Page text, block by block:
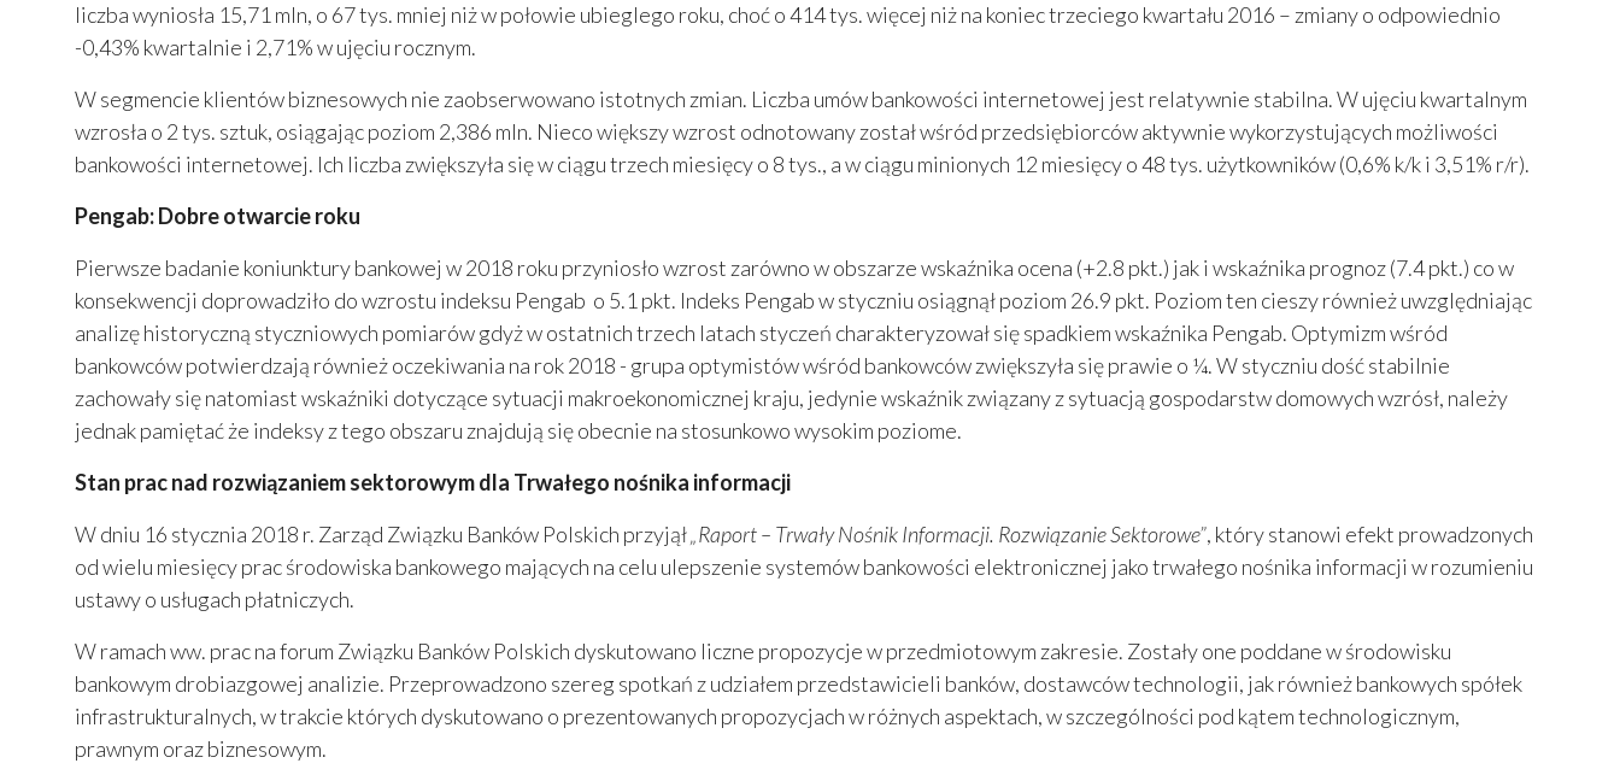
liczba wyniosła 15,71 mln, o 67 tys. mniej niż w połowie ubieglego roku, choć o 414 tys. więcej niż na koniec trzeciego kwartału 2016 – zmiany o odpowiednio
-0,43% kwartalnie i 2,71% w ujęciu rocznym.
W segmencie klientów biznesowych nie zaobserwowano istotnych zmian. Liczba umów bankowości internetowej jest relatywnie stabilna. W ujęciu kwartalnym
wzrosła o 2 tys. sztuk, osiągając poziom 2,386 mln. Nieco większy wzrost odnotowany został wśród przedsiębiorców aktywnie wykorzystujących możliwości
bankowości internetowej. Ich liczba zwiększyła się w ciągu trzech miesięcy o 8 tys., a w ciągu minionych 12 miesięcy o 48 tys. użytkowników (0,6% k/k i 3,51% r/r).
Pengab: Dobre otwarcie roku
Pierwsze badanie koniunktury bankowej w 2018 roku przyniosło wzrost zarówno w obszarze wskaźnika ocena (+2.8 pkt.) jak i wskaźnika prognoz (7.4 pkt.) co w
konsekwencji doprowadziło do wzrostu indeksu Pengab o 5.1 pkt. Indeks Pengab w styczniu osiągnął poziom 26.9 pkt. Poziom ten cieszy również uwzględniając
analizę historyczną styczniowych pomiarów gdyż w ostatnich trzech latach styczeń charakteryzował się spadkiem wskaźnika Pengab. Optymizm wśród
bankowców potwierdzają również oczekiwania na rok 2018 - grupa optymistów wśród bankowców zwiększyła się prawie o ¼. W styczniu dość stabilnie
zachowały się natomiast wskaźniki dotyczące sytuacji makroekonomicznej kraju, jedynie wskaźnik związany z sytuacją gospodarstw domowych wzrósł, należy
jednak pamiętać że indeksy z tego obszaru znajdują się obecnie na stosunkowo wysokim poziome.
Stan prac nad rozwiązaniem sektorowym dla Trwałego nośnika informacji
W dniu 16 stycznia 2018 r. Zarząd Związku Banków Polskich przyjął„Raport – Trwały Nośnik Informacji. Rozwiązanie Sektorowe”, który stanowi efekt prowadzonych
od wielu miesięcy prac środowiska bankowego mających na celu ulepszenie systemów bankowości elektronicznej jako trwałego nośnika informacji w rozumieniu
ustawy o usługach płatniczych.
W ramach ww. prac na forum Związku Banków Polskich dyskutowano liczne propozycje w przedmiotowym zakresie. Zostały one poddane w środowisku
bankowym drobiazgowej analizie. Przeprowadzono szereg spotkań z udziałem przedstawicieli banków, dostawców technologii, jak również bankowych spółek
infrastrukturalnych, w trakcie których dyskutowano o prezentowanych propozycjach w różnych aspektach, w szczególności pod kątem technologicznym,
prawnym oraz biznesowym.